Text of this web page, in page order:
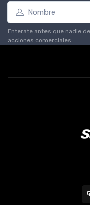
Enterate antes que nadie
acciones comerciales.